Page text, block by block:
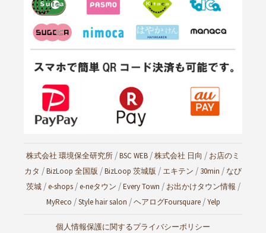
株式会社 環境保全研究所 /BSC WEB /株式会社 日向 / お店のミ
カタ /BizLoop 全国版 /BizLoop 茨城版 / エキテン / 30min / なび
茨城/e-shops/e-neタウン /Every Town / お出かけタウン情報 /
MyReco /Style hair salon /ヘアログFoursquare/Yelp
個人情報保護に関するプライバシーポリシー